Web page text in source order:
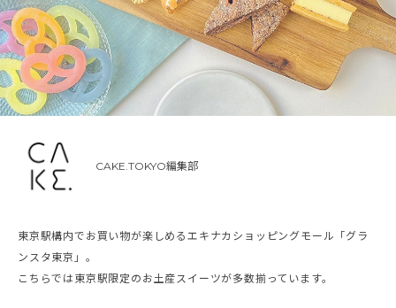
CAKE.TOKYO編集部
東京駅構内でお買い物が楽しめるエキナカショッピングモール「グラ
ンスタ東京」。
こちらでは東京駅限定のお土産スイーツが多数揃っています。